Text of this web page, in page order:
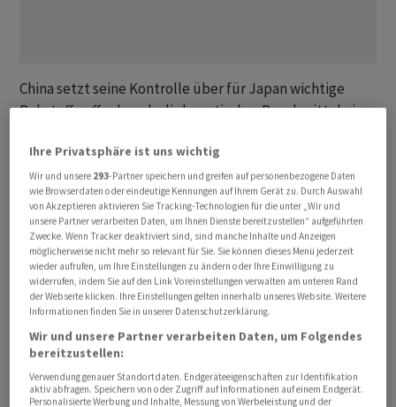
China setzt seine Kontrolle über für Japan wichtige
Rohstoffe offenbar als diplomatisches Druckmittel ein,
⁠Kurs zu bringen. Seit Dezember sind die Exporte von
Seltenen Erden wie Dysprosium ⁠und Terbium sowie des
für die Chipherstellung wichtigen Metalls Gallium
weitgehend zum Erliegen gekommen, wie aus Reuters
‌vorliegenden chinesischen Zolldaten hervorgeht. Japan
ist nach China der ‌grösste Produzent von Magneten aus
Seltenen Erden.
Der ​Lieferstopp fällt mit einem diplomatischen Streit
zwischen den beiden Ländern über Taiwan zusammen,
der sich im vergangenen November verschärft hatte. Der
japanische Magnethersteller Shin-Etsu nimmt einem
Ihre Privatsphäre ist uns wichtig
Wir und unsere 293-Partner speichern und greifen auf personenbezogene Daten
wie Browserdaten oder eindeutige Kennungen auf Ihrem Gerät zu. Durch Auswahl
von Akzeptieren aktivieren Sie Tracking-Technologien für die unter „Wir und
unsere Partner verarbeiten Daten, um Ihnen Dienste bereitzustellen“ aufgeführten
Zwecke. Wenn Tracker deaktiviert sind, sind manche Inhalte und Anzeigen
möglicherweise nicht mehr so relevant für Sie. Sie können dieses Menü jederzeit
wieder aufrufen, um Ihre Einstellungen zu ändern oder Ihre Einwilligung zu
widerrufen, indem Sie auf den Link Voreinstellungen verwalten am unteren Rand
der Webseite klicken. Ihre Einstellungen gelten innerhalb unseres Website. Weitere
Informationen finden Sie in unserer Datenschutzerklärung.
Wir und unsere Partner verarbeiten Daten, um Folgendes
bereitzustellen:
Verwendung genauer Standortdaten. Endgeräteeigenschaften zur Identifikation
aktiv abfragen. Speichern von oder Zugriff auf Informationen auf einem Endgerät.
Personalisierte Werbung und Inhalte, Messung von Werbeleistung und der